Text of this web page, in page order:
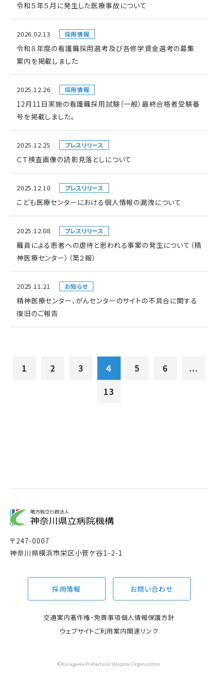
令和５年５月に発生した医療事故について
2026.02.13 採用情報
令和８年度の看護職採用選考及び各修学資金選考の募集
案内を掲載しました
2025.12.26 採用情報
12月11日実施の看護職採用試験（一般）最終合格者受験番
号を掲載しました。
2025.12.25 プレスリリース
ＣＴ検査画像の読影見落としについて
2025.12.10 プレスリリース
こども医療センターにおける個人情報の漏洩について
2025.12.08 プレスリリース
職員による患者への虐待と思われる事案の発生について（精
神医療センター）（第２報）
2025.11.21 お知らせ
精神医療センター、がんセンターのサイトの不具合に関する
復旧のご報告
1 2 3 4 5 6
...
13
〒247-0007
神奈川県横浜市栄区小菅ケ谷1-2-1
©Kanagawa Prefectural Hospital Organization.
採用情報 お問い合わせ
交通案内著作権・免責事項個人情報保護方針
ウェブサイトご利用案内関連リンク